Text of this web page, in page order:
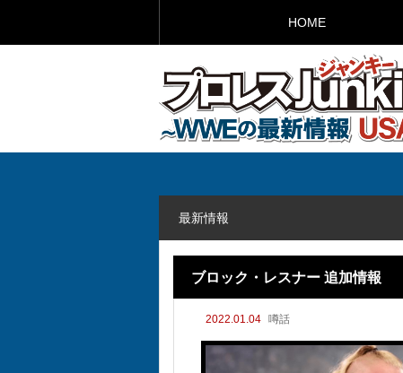
HOME
最新情報
ブロック・レスナー 追加情報
2022.01.04 噂話